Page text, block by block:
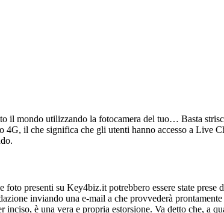
il mondo utilizzando la fotocamera del tuo… Basta
il che significa che gli utenti hanno accesso a Live
presenti su Key4biz.it potrebbero essere state
inviando una e-mail a che provvederà
è una vera e propria estorsione. Va detto che, a